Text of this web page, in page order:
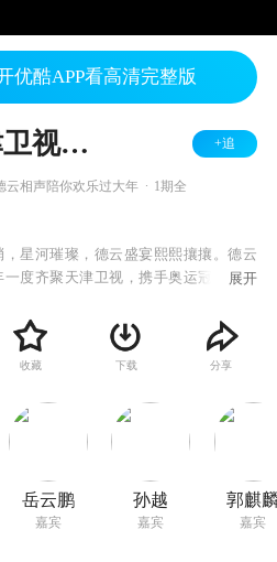
优酷APP看高清完整版
天津卫视相声春晚 2022 +追
云相声陪你欢乐过大年 1期全
，星河璀璨，德云盛宴熙熙攘攘。德云
一度齐聚天津卫视，携手奥运冠军、相
启航2022。
展开
收藏 下载 分享
岳云鹏
嘉宾
孙越
嘉宾
郭麒
嘉宾